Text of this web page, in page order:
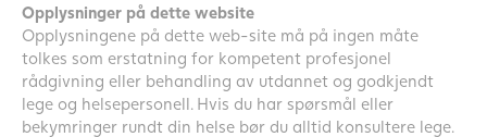
Opplysninger på dette website
Opplysningene på dette web-site må på ingen måte
tolkes som erstatning for kompetent profesjonel
rådgivning eller behandling av utdannet og godkjendt
lege og helsepersonell. Hvis du har spørsmål eller
bekymringer rundt din helse bør du alltid konsultere lege.